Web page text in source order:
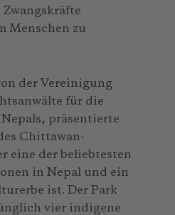
Zwangskräfte
Menschen zu
der Vereinigung
für die
präsentierte
Chittawan-
eine der beliebtesten
in Nepal und ein
ist. Der Park
vier indigene